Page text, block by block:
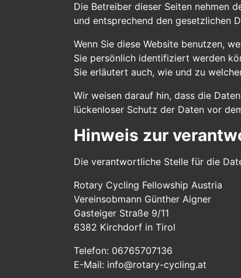
Die Betreiber dieser Seiten nehmen
und entsprechend den gesetzlichen
Wenn Sie diese Website benutzen,
Sie persönlich identifiziert werden
Sie erläutert auch, wie und zu
Wir weisen darauf hin, dass die
lückenloser Schutz der Daten vor
Hinweis zur
Die verantwortliche Stelle für die
Rotary Cycling Fellowship Austria
Vereinsobmann Günther Aigner
Gasteiger Straße 9/11
6382 Kirchdorf in Tirol
Telefon: 06765707136
E-Mail: info@rotary-cycling.at